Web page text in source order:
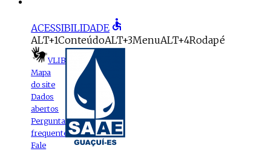
ACESSIBILIDADE accessible
ALT+1ConteúdoALT+3MenuALT+4Rodapé
VLIBRAS
Mapa
do site
Dados
abertos
Perguntas
frequentes
Fale